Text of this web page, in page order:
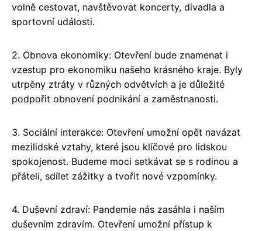
volně cestovat, navštěvovat koncerty, divadla a
sportovní události.
2. Obnova ekonomiky: Otevření bude znamenat i
vzestup pro ekonomiku našeho krásného kraje. Byly
utrpěny ztráty v různých odvětvích a je důležité
podpořit obnovení podnikání a zaměstnanosti.
3. Sociální interakce: Otevření umožní opět navázat
mezilidské vztahy, které jsou klíčové pro lidskou
spokojenost. Budeme moci setkávat se s rodinou a
přáteli, sdílet zážitky a tvořit nové vzpomínky.
4. Duševní zdraví: Pandemie nás zasáhla i naším
duševním zdravím. Otevření umožní přístup k